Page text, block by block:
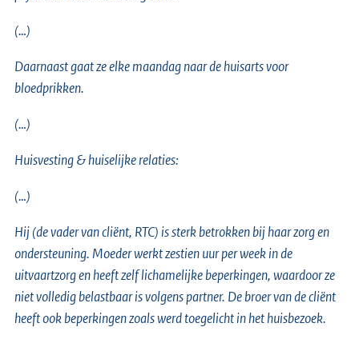
(…)
Daarnaast gaat ze elke maandag naar de huisarts voor
bloedprikken.
(…)
Huisvesting & huiselijke relaties:
(…)
Hij (de vader van cliënt, RTC) is sterk betrokken bij haar zorg en
ondersteuning. Moeder werkt zestien uur per week in de
uitvaartzorg en heeft zelf lichamelijke beperkingen, waardoor ze
niet volledig belastbaar is volgens partner. De broer van de cliënt
heeft ook beperkingen zoals werd toegelicht in het huisbezoek.